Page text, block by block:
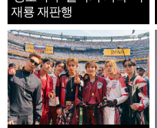
재룡 재판행